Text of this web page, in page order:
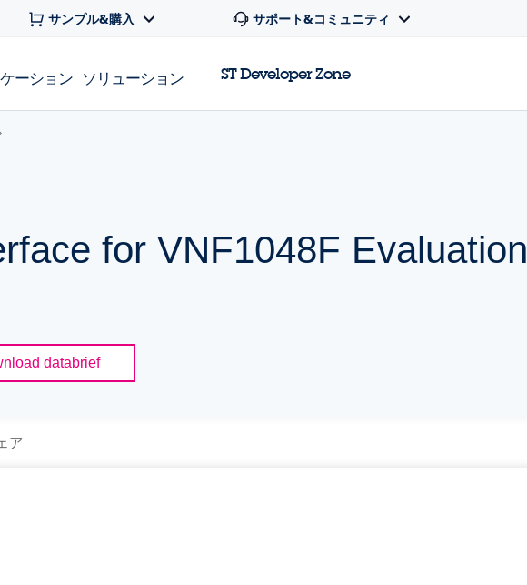
サンプル&購入 サポート&コミュニティ
ーション ソリューション ST Developer Zone
for VNF1048F Evaluation
databrief
ア